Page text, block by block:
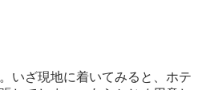
いざ現地に着いてみると、ホテ